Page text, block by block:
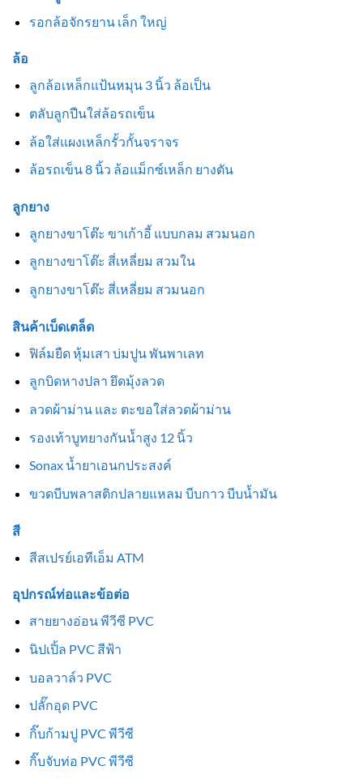
รอกล้อจักรยาน เล็ก ใหญ่
ล้อ
ลูกล้อเหล็กแป้นหมุน 3 นิ้ว ล้อเป็น
ตลับลูกปืนใส่ล้อรถเข็น
ล้อใส่แผงเหล็กรั้วกั้นจราจร
ล้อรถเข็น 8 นิ้ว ล้อแม็กซ์เหล็ก ยางตัน
ลูกยาง
ลูกยางขาโต๊ะ ขาเก้าอี้ แบบกลม สวมนอก
ลูกยางขาโต๊ะ สี่เหลี่ยม สวมใน
ลูกยางขาโต๊ะ สี่เหลี่ยม สวมนอก
สินค้าเบ็ดเตล็ด
ฟิล์มยืด หุ้มเสา บ่มปูน พันพาเลท
ลูกบิดหางปลา ยึดมุ้งลวด
ลวดผ้าม่าน และ ตะขอใส่ลวดผ้าม่าน
รองเท้าบูทยางกันน้ำสูง 12 นิ้ว
Sonax น้ำยาเอนกประสงค์
ขวดบีบพลาสติกปลายแหลม บีบกาว บีบน้ำมัน
สี
สีสเปรย์เอทีเอ็ม ATM
อุปกรณ์ท่อและข้อต่อ
สายยางอ่อน พีวีซี PVC
นิปเปิ้ล PVC สีฟ้า
บอลวาล์ว PVC
ปลั๊กอุด PVC
กิ๊บก้ามปู PVC พีวีซี
กิ๊บจับท่อ PVC พีวีซี